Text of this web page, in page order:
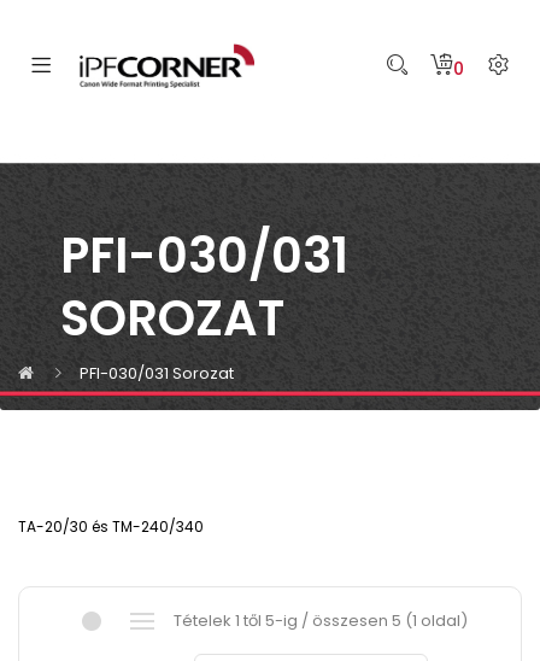
0
PFI-030/031
SOROZAT
PFI-030/031 Sorozat
TA-20/30 és TM-240/340
Tételek 1 től 5-ig / összesen 5 (1 oldal)